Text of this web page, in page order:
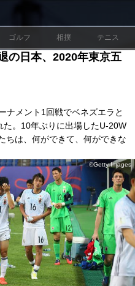
ゴルフ 相撲 テニス
の日本、2020年東京五
ナメント1回戦でベネズエラと
。10年ぶりに出場したU-20W
ちは、何ができて、何ができな
©Getty Images